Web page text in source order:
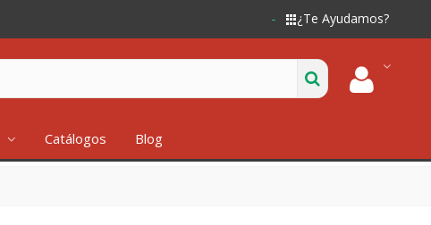
¿Te Ayudamos?
Catálogos Blog